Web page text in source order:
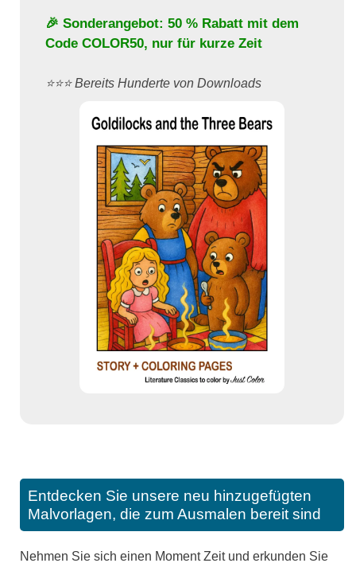
🎉 Sonderangebot: 50 % Rabatt mit dem
Code COLOR50, nur für kurze Zeit
⭐️⭐️⭐️ Bereits Hunderte von Downloads
Entdecken Sie unsere neu hinzugefügten
Malvorlagen, die zum Ausmalen bereit sind
Nehmen Sie sich einen Moment Zeit und erkunden Sie